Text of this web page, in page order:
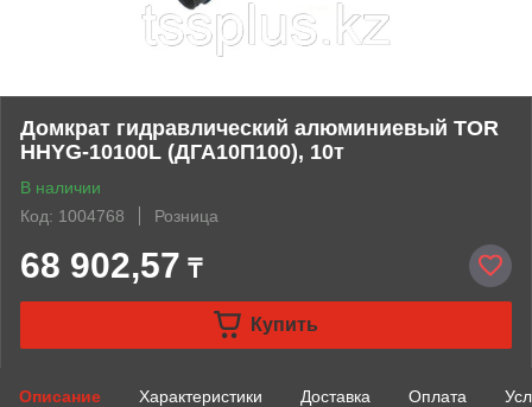
Домкрат гидравлический алюминиевый TOR
HHYG-10100L (ДГА10П100), 10т
В наличии
Код: 1004768
Розница
68 902,57 ₸
Купить
Описание Характеристики Доставка Оплата